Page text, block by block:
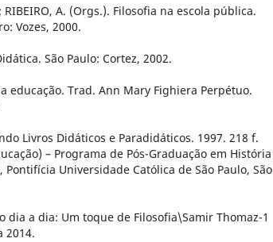
RIBEIRO, A. (Orgs.). Filosofia na escola pública.
Vozes, 2000.
São Paulo: Cortez, 2002.
educação. Trad. Ann Mary Fighiera Perpétuo.
Livros Didáticos e Paradidáticos. 1997. 218 f.
– Programa de Pós-Graduação em História
Pontifícia Universidade Católica de São Paulo, São
dia a dia: Um toque de Filosofia\Samir Thomaz-1
2014.